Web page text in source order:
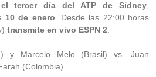
tercer día del ATP de Sídney
10 de enero . Desde las 22:00 horas
transmite en vivo ESPN 2:
y Marcelo Melo (Brasil) vs. Juan
(Colombia).